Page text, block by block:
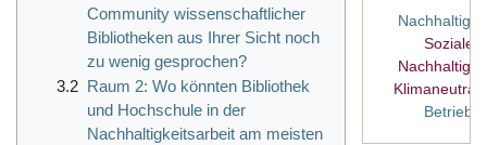
Soziale
Betrieb
Community wissenschaftlicher
Bibliotheken aus Ihrer Sicht noch
zu wenig gesprochen?
3.2 Raum 2: Wo könnten Bibliothek
und Hochschule in der
Nachhaltigkeitsarbeit am meisten